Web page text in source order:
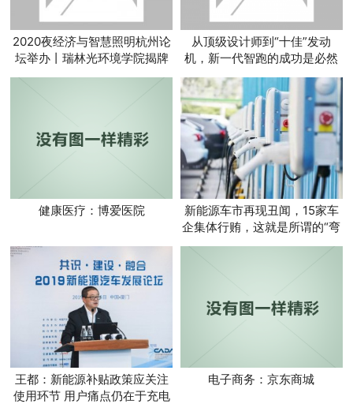
2020夜经济与智慧照明杭州论
坛举办丨瑞林光环境学院揭牌
从顶级设计师到“十佳”发动
机，新一代智跑的成功是必然
健康医疗：博爱医院
新能源车市再现丑闻，15家车
企集体行贿，这就是所谓的“弯
道超车”？
王都：新能源补贴政策应关注
使用环节 用户痛点仍在于充电
电子商务：京东商城